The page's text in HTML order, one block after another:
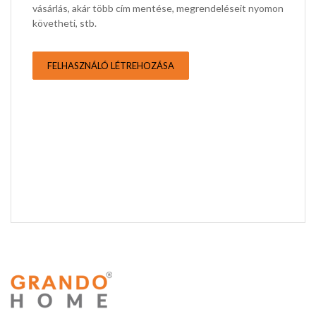
vásárlás, akár több cím mentése, megrendeléseit nyomon
követheti, stb.
FELHASZNÁLÓ LÉTREHOZÁSA